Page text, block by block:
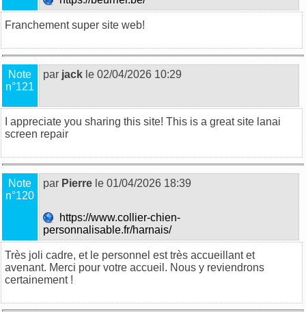
Franchement super site web!
Note
n°121
par jack le 02/04/2026 10:29
I appreciate you sharing this site! This is a great site lanai
screen repair
Note
n°120
par Pierre le 01/04/2026 18:39
https://www.collier-chien-
personnalisable.fr/harnais/
Très joli cadre, et le personnel est très accueillant et
avenant. Merci pour votre accueil. Nous y reviendrons
certainement !